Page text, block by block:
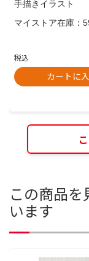
手描きイラスト
マイストア在庫：
税込
カートに
この商品
います